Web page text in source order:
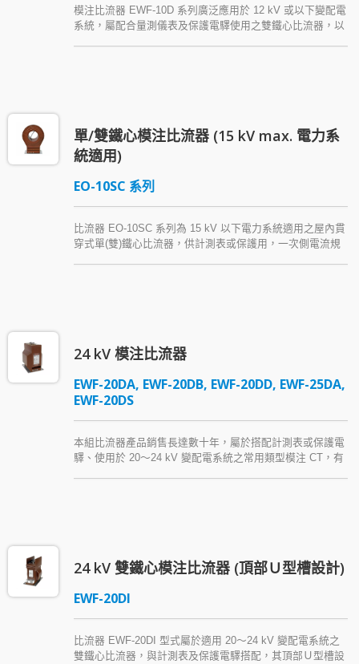
模注比流器 EWF-10D 系列廣泛應用於 12 kV 或以下變配電
系統，屬配合量測儀表及保護電驛使用之雙鐵心比流器，以
單/雙鐵心模注比流器 (15 kV max. 電力系
統適用)
EO-10SC 系列
比流器 EO-10SC 系列為 15 kV 以下電力系統適用之屋內貫
穿式單(雙)鐵心比流器，供計測表或保護用，一次側電流規
24 kV 模注比流器
EWF-20DA, EWF-20DB, EWF-20DD, EWF-25DA,
EWF-20DS
本組比流器產品銷售長達數十年，屬於搭配計測表或保護電
驛、使用於 20～24 kV 變配電系統之常用類型模注 CT，有
24 kV 雙鐵心模注比流器 (頂部Ｕ型槽設計)
EWF-20DI
比流器 EWF-20DI 型式屬於適用 20～24 kV 變配電系統之
雙鐵心比流器，與計測表及保護電驛搭配，其頂部Ｕ型槽設